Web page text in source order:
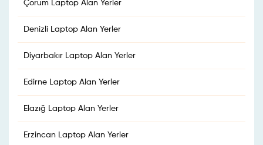
Çorum Laptop Alan Yerler
Denizli Laptop Alan Yerler
Diyarbakır Laptop Alan Yerler
Edirne Laptop Alan Yerler
Elazığ Laptop Alan Yerler
Erzincan Laptop Alan Yerler